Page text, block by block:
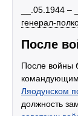
__.05.1944
генерал-
После
После войны
командующим
Ляодунском
должность